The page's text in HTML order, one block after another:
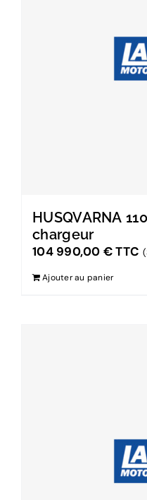
HUSQVARNA
chargeur
104 990,00 €TTC
Ajouter au panier